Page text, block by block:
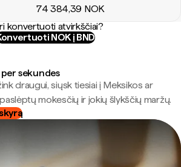
74 384,39 NOK
konvertuoti atvirkščiai?
NOK į BND
sekundes
draugui, siųsk tiesiai į Meksikos ar
mokesčių ir jokių šlykščių maržų.